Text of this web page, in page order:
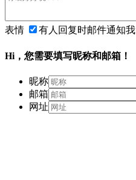
表情 有人回复时邮件通知我
Hi，您需要填写昵称和邮箱！
昵称
邮箱
网址